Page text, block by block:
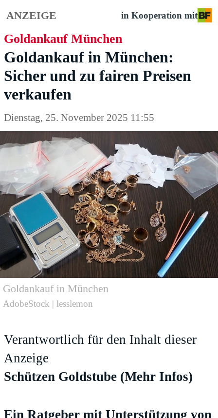
ANZEIGE in Kooperation mit
Goldankauf München
Goldankauf in München:
Sicher und zu fairen Preisen
verkaufen
Goldankauf in München
AdobeStock | lesslemon
Verantwortlich für den Inhalt dieser
Anzeige
Schützen Goldstube (Mehr Infos)
Dienstag, 25. November 2025 11:55
Ein Ratgeber mit Unterstützung von